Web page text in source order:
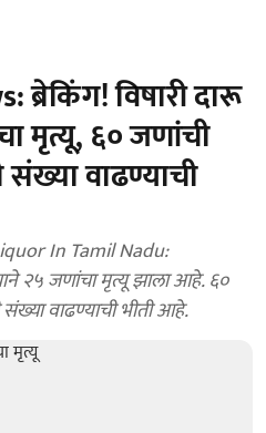
विषारी दारू
मृत्यू, ६० जणांची
संख्या वाढण्याची
In Tamil Nadu:
२५ जणांचा मृत्यू झाला आहे. ६०
वाढण्याची भीती आहे.